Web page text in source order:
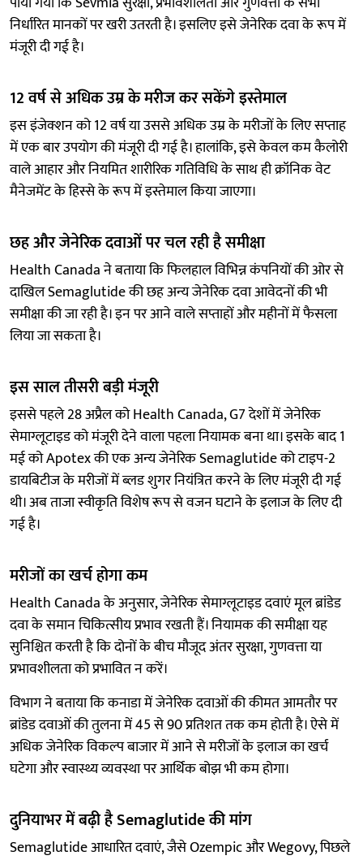
निर्धारित मानकों पर खरी उतरती है। इसलिए इसे जेनेरिक दवा के रूप में
मंजूरी दी गई है।
12 वर्ष से अधिक उम्र के मरीज कर सकेंगे इस्तेमाल
इस इंजेक्शन को 12 वर्ष या उससे अधिक उम्र के मरीजों के लिए सप्ताह
में एक बार उपयोग की मंजूरी दी गई है। हालांकि, इसे केवल कम कैलोरी
वाले आहार और नियमित शारीरिक गतिविधि के साथ ही क्रॉनिक वेट
मैनेजमेंट के हिस्से के रूप में इस्तेमाल किया जाएगा।
छह और जेनेरिक दवाओं पर चल रही है समीक्षा
Health Canada ने बताया कि फिलहाल विभिन्न कंपनियों की ओर से
दाखिल Semaglutide की छह अन्य जेनेरिक दवा आवेदनों की भी
समीक्षा की जा रही है। इन पर आने वाले सप्ताहों और महीनों में फैसला
लिया जा सकता है।
इस साल तीसरी बड़ी मंजूरी
इससे पहले 28 अप्रैल को Health Canada, G7 देशों में जेनेरिक
सेमाग्लूटाइड को मंजूरी देने वाला पहला नियामक बना था। इसके बाद 1
मई को Apotex की एक अन्य जेनेरिक Semaglutide को टाइप-2
डायबिटीज के मरीजों में ब्लड शुगर नियंत्रित करने के लिए मंजूरी दी गई
थी। अब ताजा स्वीकृति विशेष रूप से वजन घटाने के इलाज के लिए दी
गई है।
मरीजों का खर्च होगा कम
Health Canada के अनुसार, जेनेरिक सेमाग्लूटाइड दवाएं मूल ब्रांडेड
दवा के समान चिकित्सीय प्रभाव रखती हैं। नियामक की समीक्षा यह
सुनिश्चित करती है कि दोनों के बीच मौजूद अंतर सुरक्षा, गुणवत्ता या
प्रभावशीलता को प्रभावित न करें।
विभाग ने बताया कि कनाडा में जेनेरिक दवाओं की कीमत आमतौर पर
ब्रांडेड दवाओं की तुलना में 45 से 90 प्रतिशत तक कम होती है। ऐसे में
अधिक जेनेरिक विकल्प बाजार में आने से मरीजों के इलाज का खर्च
घटेगा और स्वास्थ्य व्यवस्था पर आर्थिक बोझ भी कम होगा।
दुनियाभर में बढ़ी है Semaglutide की मांग
Semaglutide आधारित दवाएं, जैसे Ozempic और Wegovy, पिछले